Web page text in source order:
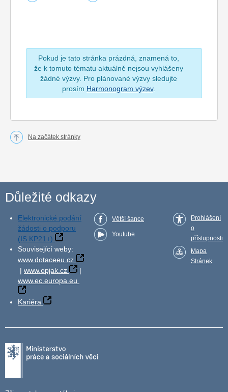
Pokud je tato stránka prázdná, znamená to,
že k tomuto tématu aktuálně nejsou vyhlášeny
žádné výzvy. Pro plánované výzvy sledujte
prosím Harmonogram výzev.
Na začátek stránky
Důležité odkazy
Elektronické podání
žádosti o podporu
(IS KP21+)
Související weby:
www.dotaceeu.cz
| www.opjak.cz
|
www.ec.europa.eu
Kariéra
Větší šance
Youtube
Prohlášení
o
přístupnosti
Mapa
Stránek